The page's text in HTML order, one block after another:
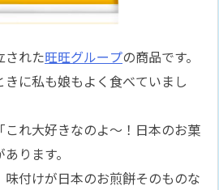
された旺旺グループの商品です。
に私も娘もよく食べていまし
れ大好きなのよ〜！日本のお菓
ります。
付けが日本のお煎餅そのものな